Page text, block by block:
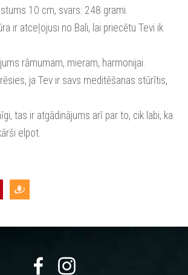
10 cm, svars: 248 grami.
ir atceļojusi no Bali, lai priecētu Tevi ik
rāmumam, mieram, harmonijai.
ja Tev ir savs meditēšanas stūrītis,
tas ir atgādinājums arī par to, cik labi, ka
elpot.